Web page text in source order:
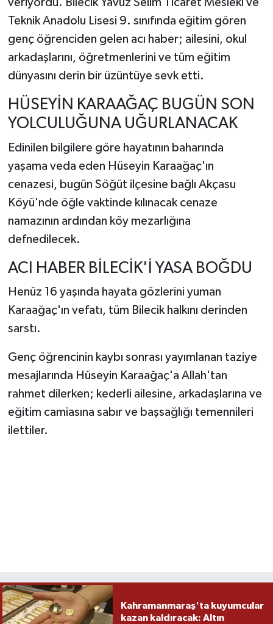
veriyordu. Bilecik Yavuz Selim Ticaret Mesleki ve
Teknik Anadolu Lisesi 9. sınıfında eğitim gören
genç öğrenciden gelen acı haber; ailesini, okul
arkadaşlarını, öğretmenlerini ve tüm eğitim
dünyasını derin bir üzüntüye sevk etti.
HÜSEYİN KARAAĞAÇ BUGÜN SON
YOLCULUĞUNA UĞURLANACAK
Edinilen bilgilere göre hayatının baharında
yaşama veda eden Hüseyin Karaağaç'ın
cenazesi, bugün Söğüt ilçesine bağlı Akçasu
Köyü'nde öğle vaktinde kılınacak cenaze
namazının ardından köy mezarlığına
defnedilecek.
ACI HABER BİLECİK'İ YASA BOĞDU
Henüz 16 yaşında hayata gözlerini yuman
Karaağaç'ın vefatı, tüm Bilecik halkını derinden
sarstı.
Genç öğrencinin kaybı sonrası yayımlanan taziye
mesajlarında Hüseyin Karaağaç'a Allah'tan
rahmet dilerken; kederli ailesine, arkadaşlarına ve
eğitim camiasına sabır ve başsağlığı temennileri
ilettiler.
Kahramanmaraş'ta kuyumcular
kazan kaldıracak: Altın